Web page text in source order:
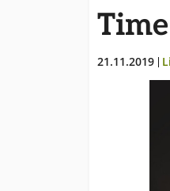
21.11.2019